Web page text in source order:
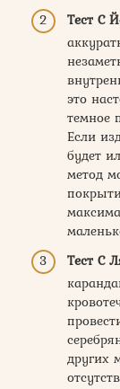
Тест С
это
темное
Если
будет
метод
Тест С
других